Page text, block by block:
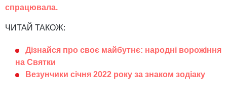
спрацювала.
ЧИТАЙ ТАКОЖ:
Дізнайся про своє майбутнє: народні ворожіння
на Святки
Везунчики січня 2022 року за знаком зодіаку